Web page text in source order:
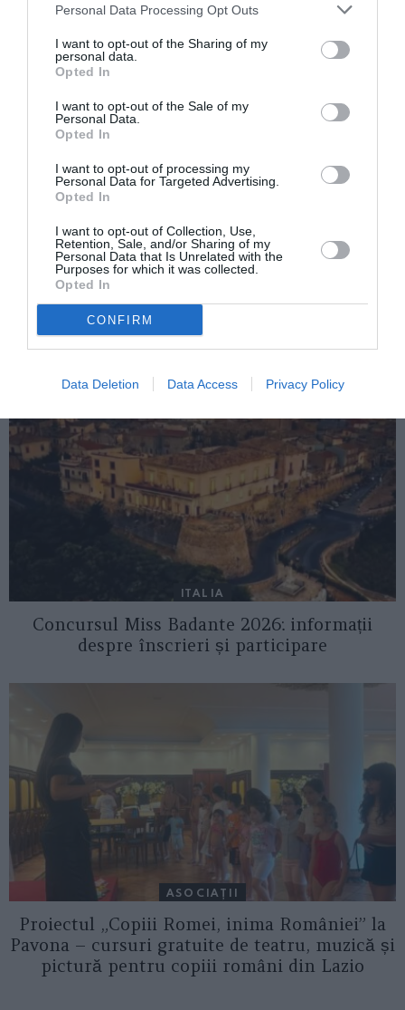
Personal Data Processing Opt Outs
I want to opt-out of the Sharing of my
personal data.
Opted In
I want to opt-out of the Sale of my
Personal Data.
Opted In
I want to opt-out of processing my
Personal Data for Targeted Advertising.
Opted In
I want to opt-out of Collection, Use,
Retention, Sale, and/or Sharing of my
Personal Data that Is Unrelated with the
Purposes for which it was collected.
Opted In
CONFIRM
Data Deletion Data Access Privacy Policy
decalajul imens dintre procentele pe care le are PSD
ȋn România şi cel din diaspora.
Articolul anterior
Următorul articol
Brȋnză: “Nu politizez 8 Martie”
AȚI PUTEA DORI DE
ASEMENEA
ITALIA
Concursul Miss Badante 2026: informații
despre înscrieri și participare
ASOCIAŢII
Proiectul „Copiii Romei, inima României” la
Pavona – cursuri gratuite de teatru, muzică și
pictură pentru copiii români din Lazio